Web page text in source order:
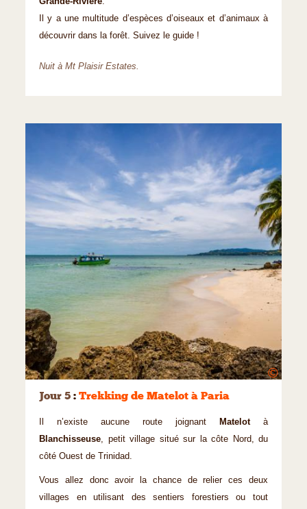
Il y a une multitude d’espèces d’oiseaux et d’animaux à
découvrir dans la forêt. Suivez le guide !
Nuit à Mt Plaisir Estates.
©
Jour 5 : Trekking de Matelot à Paria
Il n’existe aucune route joignant Matelotà
Blanchisseuse, petit village situé sur la côte Nord, du
côté Ouest de Trinidad.
Vous allez donc avoir la chance de relier ces deux
villages en utilisant des sentiers forestiers ou tout